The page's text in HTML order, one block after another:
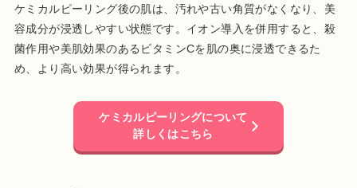
ケミカルピーリング後の肌は、汚れや古い角質がなくなり、美
容成分が浸透しやすい状態です。イオン導入を併用すると、殺
菌作用や美肌効果のあるビタミンCを肌の奥に浸透できるた
め、より高い効果が得られます。
ケミカルピーリングについて
詳しくはこちら